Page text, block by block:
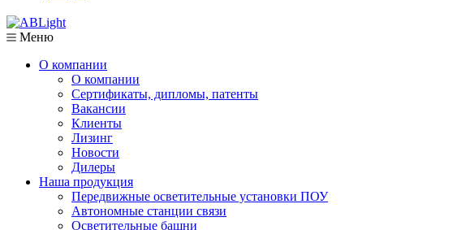
Меню
О компании
О компании
Сертификаты, дипломы, патенты
Вакансии
Клиенты
Лизинг
Новости
Дилеры
Наша продукция
Передвижные осветительные установки ПОУ
Автономные станции связи
Осветительные башни